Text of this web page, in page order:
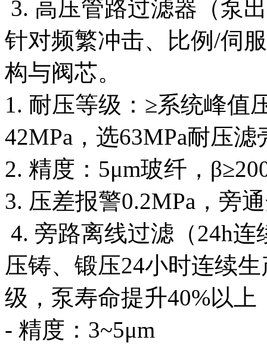
3. 高压管路过滤器（泵
针对频繁冲击、比例/伺
构与阀芯。
1. 耐压等级：≥系统峰值
42MPa，选63MPa耐压滤
2. 精度：5μm玻纤，
3. 压差报警0.2MPa，旁
4. 旁路离线过滤（24h
压铸、锻压24小时连续
级，泵寿命提升40%以上
- 精度：3~5μm